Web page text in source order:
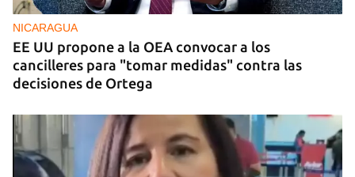
NICARAGUA
EE UU propone a la OEA convocar a los
cancilleres para "tomar medidas" contra las
decisiones de Ortega